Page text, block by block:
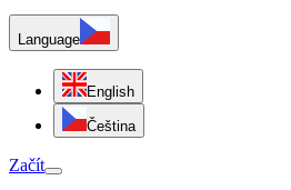
Language
English
Čeština
Začít